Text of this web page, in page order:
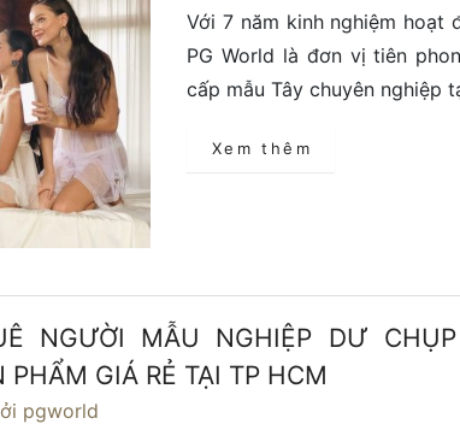
Với 7 năm kinh nghiệm hoạt
PG World là đơn vị tiên
cấp mẫu Tây chuyên nghiệp
Xem thêm
NGƯỜI MẪU NGHIỆP DƯ CHỤP
PHẨM GIÁ RẺ TẠI TP HCM
pgworld